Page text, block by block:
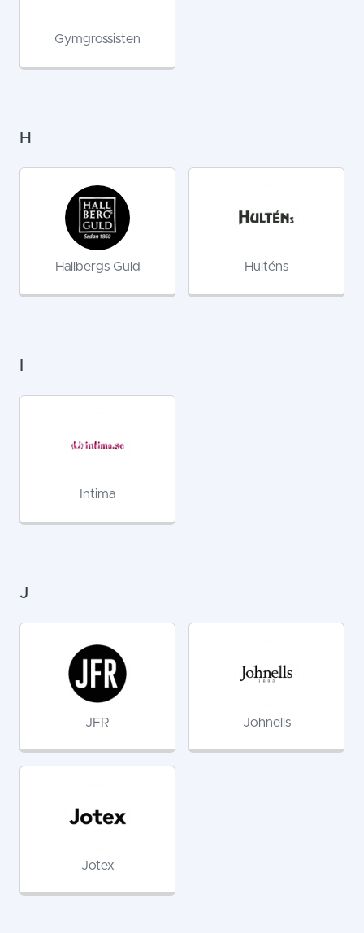
Gymgrossisten
H
Hallbergs Guld Hulténs
Intima
J
JFR Johnells
Jotex